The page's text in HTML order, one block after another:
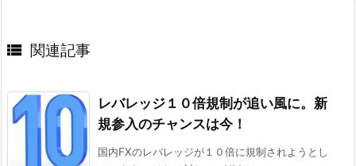
 関連記事
レバレッジ１０倍規制が追い風に。新
規参入のチャンスは今！
国内FXのレバレッジが１０倍に規制されようとし